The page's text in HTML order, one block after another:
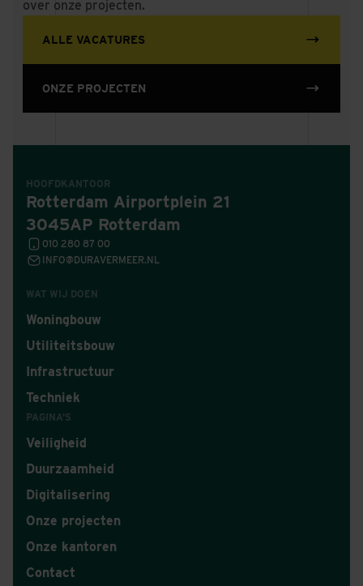
over onze projecten.
ALLE VACATURES
ONZE PROJECTEN
WAT WIJ DOEN
Woningbouw
Utiliteitsbouw
Infrastructuur
Techniek
PAGINA'S
Veiligheid
Duurzaamheid
Digitalisering
Onze projecten
Onze kantoren
Contact
HOOFDKANTOOR
Rotterdam Airportplein 21
3045AP Rotterdam
010 280 87 00
INFO@DURAVERMEER.NL